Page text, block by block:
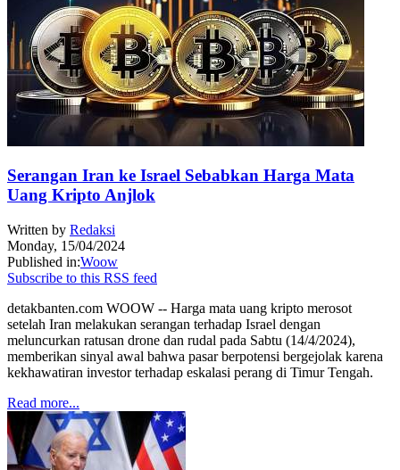
Serangan Iran ke Israel Sebabkan Harga Mata
Uang Kripto Anjlok
Written by Redaksi
Monday, 15/04/2024
Published in:Woow
Subscribe to this RSS feed
detakbanten.com WOOW -- Harga mata uang kripto merosot
setelah Iran melakukan serangan terhadap Israel dengan
meluncurkan ratusan drone dan rudal pada Sabtu (14/4/2024),
memberikan sinyal awal bahwa pasar berpotensi bergejolak karena
kekhawatiran investor terhadap eskalasi perang di Timur Tengah.
Read more...